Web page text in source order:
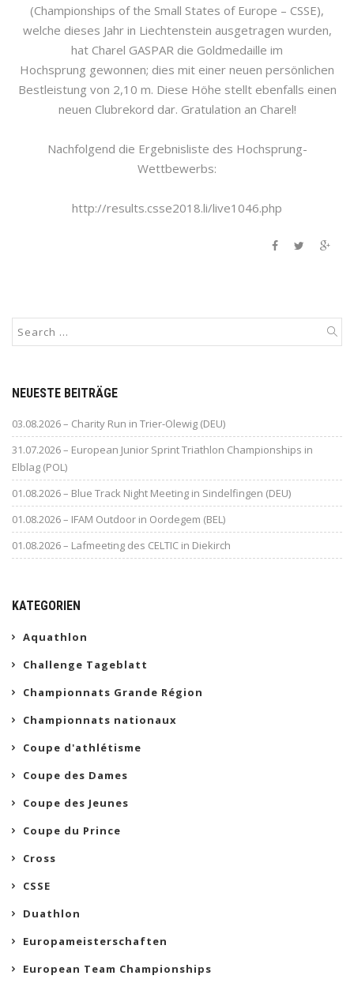
(Championships of the Small States of Europe – CSSE),
welche dieses Jahr in Liechtenstein ausgetragen wurden,
hat Charel GASPAR die Goldmedaille im
Hochsprung gewonnen; dies mit einer neuen persönlichen
Bestleistung von 2,10 m. Diese Höhe stellt ebenfalls einen
neuen Clubrekord dar. Gratulation an Charel!
Nachfolgend die Ergebnisliste des Hochsprung-
Wettbewerbs:
http://results.csse2018.li/live1046.php
NEUESTE BEITRÄGE
03.08.2026 – Charity Run in Trier-Olewig (DEU)
31.07.2026 – European Junior Sprint Triathlon Championships in
Elblag (POL)
01.08.2026 – Blue Track Night Meeting in Sindelfingen (DEU)
01.08.2026 – IFAM Outdoor in Oordegem (BEL)
01.08.2026 – Lafmeeting des CELTIC in Diekirch
KATEGORIEN
Aquathlon
Challenge Tageblatt
Championnats Grande Région
Championnats nationaux
Coupe d'athlétisme
Coupe des Dames
Coupe des Jeunes
Coupe du Prince
Cross
CSSE
Duathlon
Europameisterschaften
European Team Championships